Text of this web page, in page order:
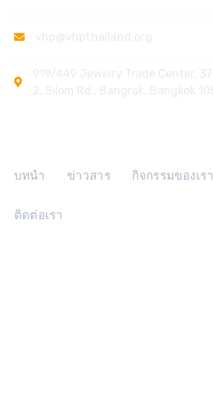
บทนำ ข่าวสาร กิจกรรมของเรา
ติดต่อเรา